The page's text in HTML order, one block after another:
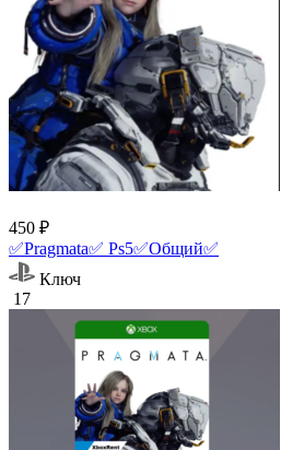
450 ₽
✅Pragmata✅ Ps5✅Общий✅
Ключ
17